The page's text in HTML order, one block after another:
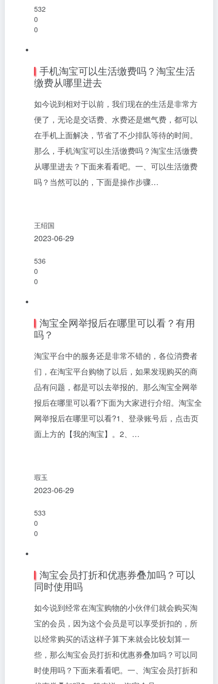
532
0
0
手机淘宝可以生活缴费吗？淘宝生活
缴费从哪里进去
如今说到相对于以前，我们现在的生活是非常方
便了，无论是交话费、水费还是燃气费，都可以
在手机上面解决，节省了不少排队等待的时间。
那么，手机淘宝可以生活缴费吗？淘宝生活缴费
从哪里进去？下面来看看吧。一、可以生活缴费
吗？当然可以的，下面是操作步骤…
王绍国
2023-06-29
536
0
0
淘宝全网举报后在哪里可以看？有用
吗？
淘宝平台中的服务还是非常不错的，各位消费者
们，在淘宝平台购物了以后，如果发现购买的商
品有问题，都是可以去举报的。那么淘宝全网举
报后在哪里可以看?下面为大家进行介绍。淘宝全
网举报后在哪里可以看?1、登录账号后，点击页
面上方的【我的淘宝】。2、…
瑕玉
2023-06-29
533
0
0
淘宝会员打折和优惠券叠加吗？可以
同时使用吗
如今说到经常在淘宝购物的小伙伴们就会购买淘
宝的会员，因为这个会员是可以享受折扣的，所
以经常购买的话这样子算下来就会比较划算一
些，那么淘宝会员打折和优惠券叠加吗？可以同
时使用吗？下面来看看吧。一、淘宝会员打折和